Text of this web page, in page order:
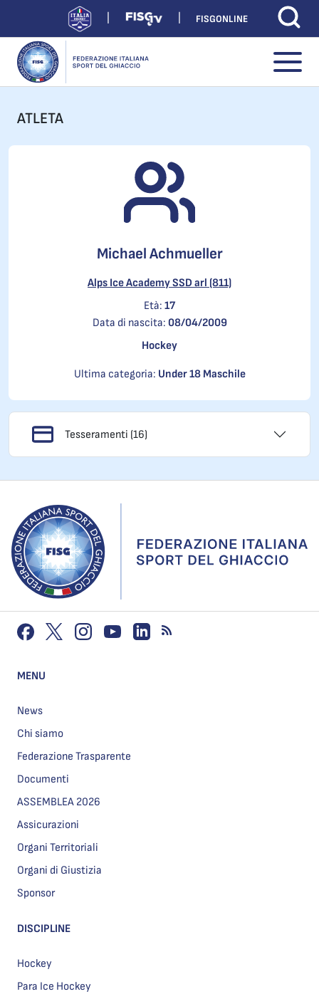
FISGONLINE
ATLETA
Michael Achmueller
Alps Ice Academy SSD arl (811)
Età: 17
Data di nascita: 08/04/2009
Hockey
Ultima categoria: Under 18 Maschile
Tesseramenti (16)
MENU
News
Chi siamo
Federazione Trasparente
Documenti
ASSEMBLEA 2026
Assicurazioni
Organi Territoriali
Organi di Giustizia
Sponsor
DISCIPLINE
Hockey
Para Ice Hockey